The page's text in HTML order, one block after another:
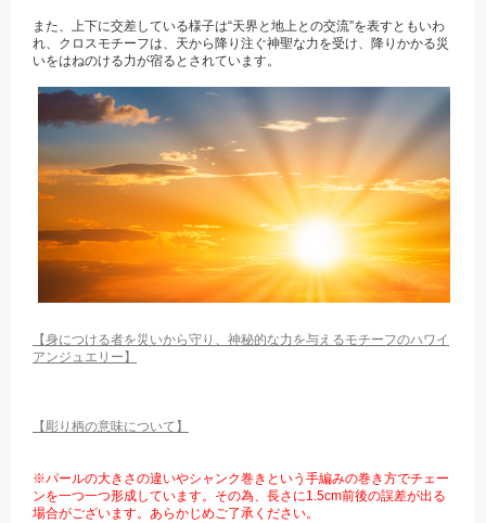
また、上下に交差している様子は“天界と地上との交流”を表すともいわ
れ、クロスモチーフは、天から降り注ぐ神聖な力を受け、降りかかる災
いをはねのける力が宿るとされています。
【身につける者を災いから守り、神秘的な力を与えるモチーフのハワイ
アンジュエリー】
【彫り柄の意味について】
※パールの大きさの違いやシャンク巻きという手編みの巻き方でチェー
ンを一つ一つ形成しています。その為、長さに1.5cm前後の誤差が出る
場合がございます。あらかじめご了承ください。